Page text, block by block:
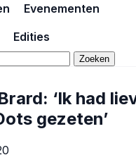
Evenementen
Edities
Zoeken
‘Ik had
gezeten’